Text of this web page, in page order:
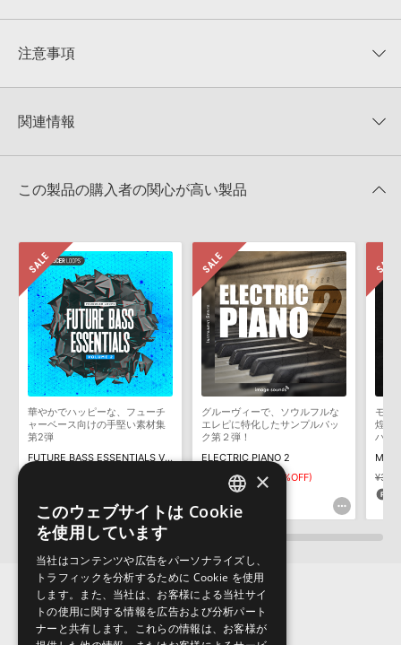
★★★★★
★5
★4
★1
注意事項
KONTAKTフォーマットは、
でお使いいただけます。無償版のKONTAKT PLAYERではお使いい
4GBを超えるデータに関するご注意：FAT32でフォーマットされた
きます際には、NTFSやHFS＋でフォーマットされたHDDをご用意
いただく必要がございます。
製品の購入手続き完了後、受注確認メールとシリアルナンバーをお
知らせするメールの2通が送信されます。メールに記載されており
ます説明に沿って、製品のダウンロード／導入を行って下さい。
サンプルパック製品には、原則として日本語版操作マニュアルをご
用意しておりません。ご購入後のご不明点や詳細に関するお問い合
わせなどはテクニカルサポート
までご連絡ください。
デモソングは、製品収録サウンドを使ってできることを紹介するた
めのデモンストレーション用の楽曲です。原則として、デモソング
そのものをお使いいただくことはできません。また、デモソングを
構成する全てのサウンドが、サンプルパックに含まれていることを
ダウンロード製品という性質上、一切の返品・返金はお受け付け致
しかねます。
関連情報
50%OFF！サマーセール！
この製品の購入者の関心が高い製品
華やかでハッピーな、フューチ
ャーベース向けの手堅い素材集
第2弾
FUTURE BASS ESSENTIALS VOL 2
グルーヴィーで、ソウルフルな
エレピに特化したサンプルパッ
ク第２弾！
ELECTRIC PIANO 2
¥7,832 ¥3,916(50%OFF)
195pt
モダ
煌び
ハウ
ENGLISH
×
このウェブサイトは Cookie
を使用しています
当社はコンテンツや広告をパーソナライズし、
トラフィックを分析するために Cookie を使用
します。また、当社は、お客様による当社サイ
トの使用に関する情報を広告および分析パート
ナーと共有します。これらの情報は、お客様が